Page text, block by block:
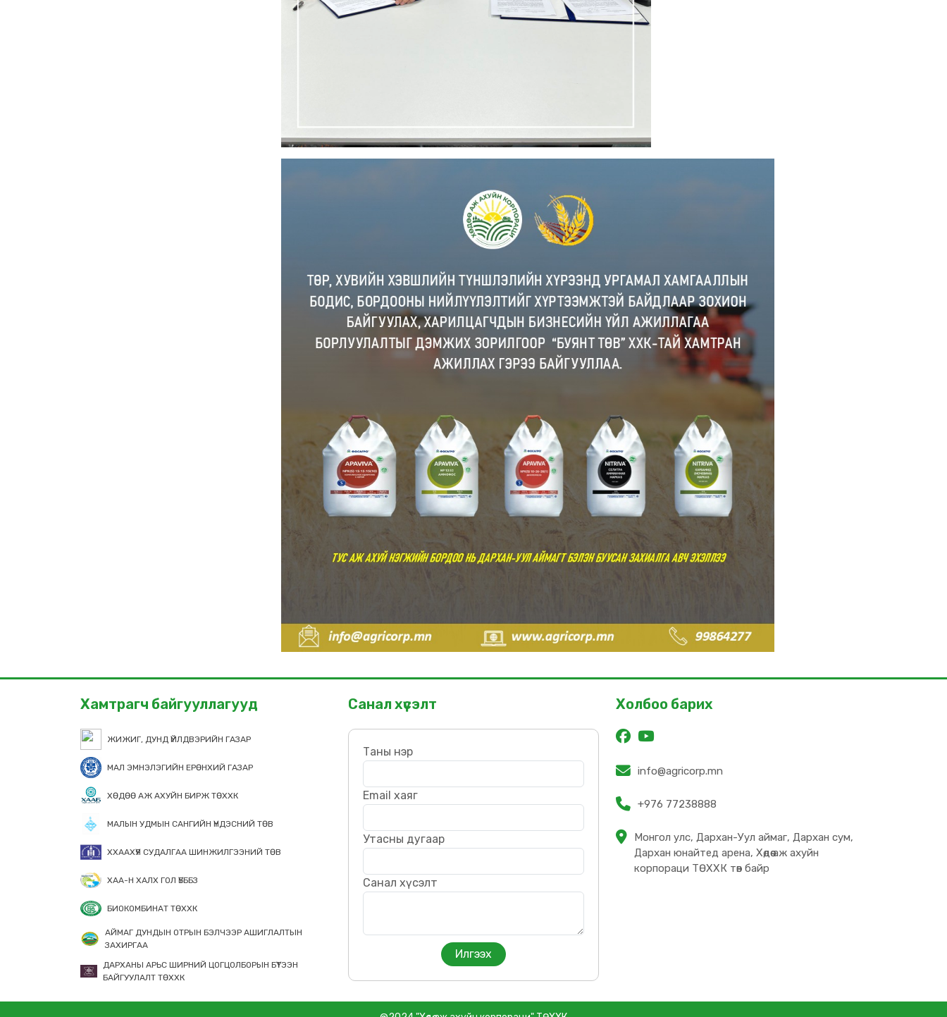
Хамтрагч байгууллагууд
ЖИЖИГ, ДУНД ҮЙЛДВЭРИЙН ГАЗАР
МАЛ ЭМНЭЛЭГИЙН ЕРӨНХИЙ ГАЗАР
ХӨДӨӨ АЖ АХУЙН БИРЖ ТӨХХК
МАЛЫН УДМЫН САНГИЙН ҮНДЭСНИЙ ТӨВ
ХХААХҮЯ СУДАЛГАА ШИНЖИЛГЭЭНИЙ ТӨВ
ХАА-Н ХАЛХ ГОЛ ҮБББЗ
БИОКОМБИНАТ ТӨХХК
АЙМАГ ДУНДЫН ОТРЫН БЭЛЧЭЭР АШИГЛАЛТЫН
ЗАХИРГАА
ДАРХАНЫ АРЬС ШИРНИЙ ЦОГЦОЛБОРЫН БҮТЭЭН
БАЙГУУЛАЛТ ТӨХХК
Санал хүсэлт
Таны нэр
Email хаяг
Утасны дугаар
Санал хүсэлт
Холбоо барих
info@agricorp.mn
+976 77238888
Монгол улс, Дархан-Уул аймаг, Дархан сум,
Дархан юнайтед арена, Хөдөө аж ахуйн
корпораци ТӨХХК төв байр